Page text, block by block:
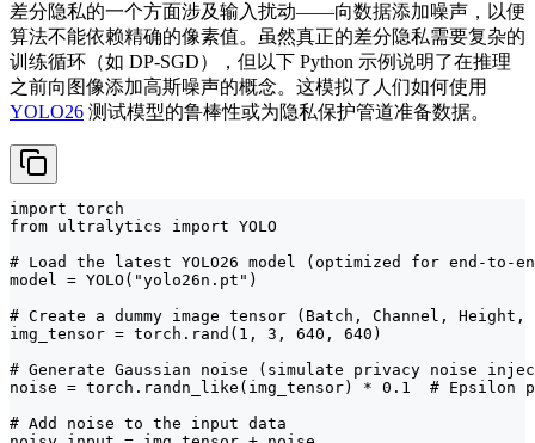
差分隐私的一个方面涉及输入扰动——向数据添加噪声，以便
算法不能依赖精确的像素值。虽然真正的差分隐私需要复杂的
训练循环（如 DP-SGD），但以下 Python 示例说明了在推理
之前向图像添加高斯噪声的概念。这模拟了人们如何使用
YOLO26 测试模型的鲁棒性或为隐私保护管道准备数据。
import torch
from ultralytics import YOLO
# Load the latest YOLO26 model (optimized for end-to-
model = YOLO("yolo26n.pt")
# Create a dummy image tensor (Batch, Channel, Height,
img_tensor = torch.rand(1, 3, 640, 640)
# Generate Gaussian noise (simulate privacy noise
noise = torch.randn_like(img_tensor) * 0.1  # Epsilon
# Add noise to the input data